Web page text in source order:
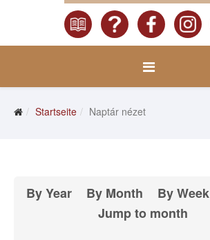
Startseite Naptár nézet
By Year By Month By Week
Jump to month